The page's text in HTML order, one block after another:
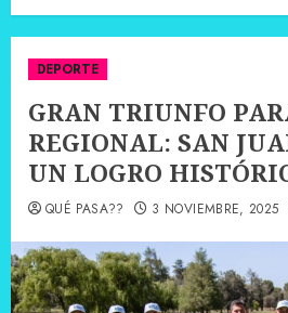
DEPORTE
GRAN TRIUNFO
REGIONAL: SAN
UN LOGRO
QUÉ PASA?? 3 NOVIEMBRE, 2025